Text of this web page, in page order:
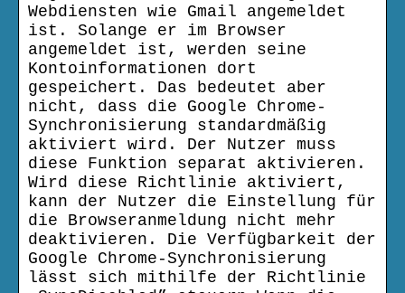
Webdiensten wie Gmail angemeldet
ist. Solange er im Browser
angemeldet ist, werden seine
Kontoinformationen dort
gespeichert. Das bedeutet aber
nicht, dass die Google Chrome-
Synchronisierung standardmäßig
aktiviert wird. Der Nutzer muss
diese Funktion separat aktivieren.
Wird diese Richtlinie aktiviert,
kann der Nutzer die Einstellung für
die Browseranmeldung nicht mehr
deaktivieren. Die Verfügbarkeit der
Google Chrome-Synchronisierung
lässt sich mithilfe der Richtlinie